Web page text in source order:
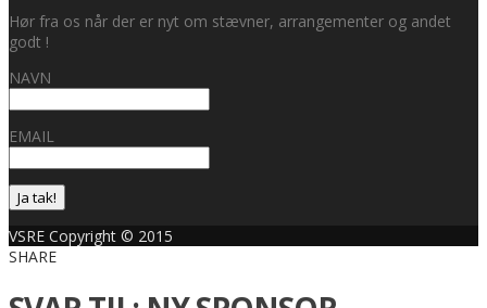
Hør fra os når der er nyt om stævner, arrangementer og andet
godt !
NAVN
EMAIL
Ja tak!
VSRE Copyright © 2015
SHARE